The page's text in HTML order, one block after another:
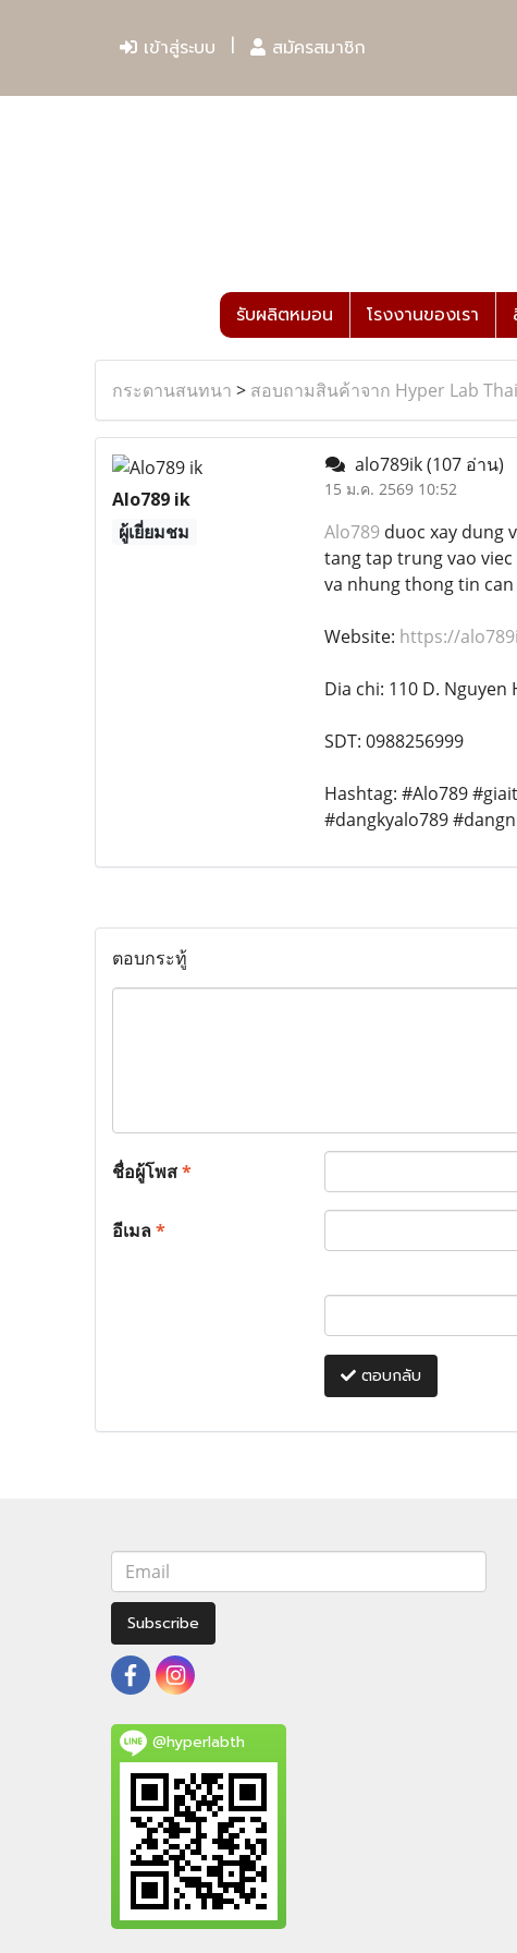
เข้าสู่ระบบ สมัครสมาชิก
รับผลิตหมอน โรงงานของเรา
กระดานสนทนา > สอบถามสินค้าจาก Hyper Lab
Alo789 ik
ผู้เยี่ยมชม
alo789ik(107 อ่าน)
15 ม.ค. 2569 10:52
Alo789duoc xay dung
tang tap trung vao
va nhung thong tin
Website: https://
Dia chi: 110 D.
SDT: 0988256999
Hashtag: #Alo789
#dangkyalo789
ตอบกระทู้
ชื่อผู้โพส*
อีเมล*
ตอบกลับ
Subscribe
@hyperlabth